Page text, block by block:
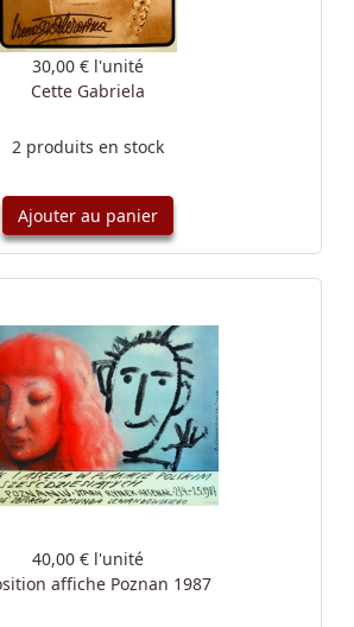
30,00 € l'unité
Cette Gabriela
2 produits en stock
Ajouter au panier
40,00 € l'unité
affiche Poznan 1987